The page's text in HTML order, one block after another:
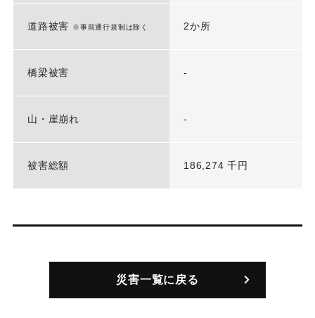
道路被害 ※事前通行規制は除く 2か所
橋梁被害 -
山・崖崩れ -
被害総額 186,274 千円
災害一覧に戻る